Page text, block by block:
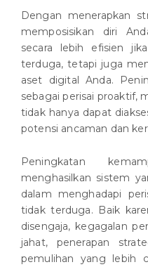
Dengan menerapkan
memposisikan diri
secara lebih efisien
terduga, tetapi juga
aset digital Anda.
sebagai perisai proaktif,
tidak hanya dapat
potensi ancaman dan
Peningkatan
menghasilkan sistem
dalam menghadapi
tidak terduga. Baik
disengaja, kegagalan
jahat, penerapan
pemulihan yang lebih